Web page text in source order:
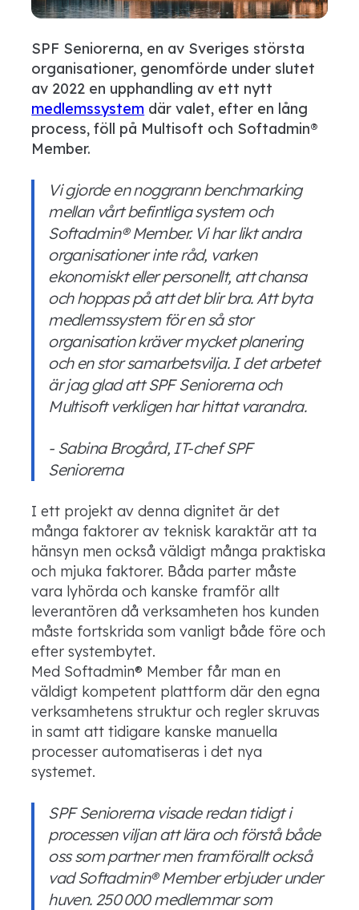
SPF Seniorerna, en av Sveriges största
organisationer, genomförde under slutet
av 2022 en upphandling av ett nytt
medlemssystem där valet, efter en lång
process, föll på Multisoft och Softadmin®
Member.
Vi gjorde en noggrann benchmarking
mellan vårt befintliga system och
Softadmin®Member. Viharlikt andra
organisationer inte råd, varken
ekonomiskt eller personellt, att chansa
och hoppas på att det blir bra.Att byta
medlemssystem för enså stor
organisation kräver mycket planering
och en stor samarbetsvilja. I det arbetet
är jag glad att SPF Seniorerna och
Multisoftverkligen har hittat varandra.
- Sabina Brogård, IT-chef SPF
Seniorerna
I ett projekt av denna dignitetär det
många faktorer av teknisk karaktär att ta
hänsyn men också väldigt många praktiska
och mjuka faktorer. Båda parter måste
vara lyhörda och kanske framför allt
leverantören då verksamheten hos kunden
måste fortskrida som vanligt både före och
efter systembytet.
Med Softadmin® Member får man en
väldigt kompetent plattform där den egna
verksamhetens struktur och regler skruvas
in samt att tidigare kanske manuella
processer automatiseras i det nya
systemet.
SPF Seniorerna visade redan tidigt i
processen viljan att lära och förstå både
oss som partner men framföralltockså
vadSoftadmin® Membererbjuder under
huven. 250 000 medlemmar som